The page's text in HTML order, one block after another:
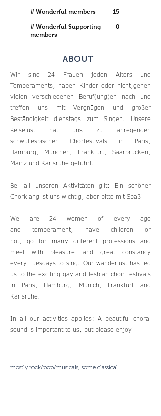
# Wonderful members 15
# Wonderful Supporting
members
0
ABOUT
Wir sind 24 Frauen jeden Alters und
Temperaments, haben Kinder oder nicht,gehen
vielen verschiedenen Beruf(ung)en nach und
treffen uns mit Vergnügen und großer
Beständigkeit dienstags zum Singen. Unsere
Reiselust hat uns zu anregenden
schwullesbischen Chorfestivals in Paris,
Hamburg, München, Frankfurt, Saarbrücken,
Mainz und Karlsruhe geführt.
Bei all unseren Aktivitäten gilt: Ein schöner
Chorklang ist uns wichtig, aber bitte mit Spaß!
We are 24 women of every age
and temperament, have children or
not, go for many different professions and
meet with pleasure and great constancy
every Tuesdays to sing. Our wanderlust has led
us to the exciting gay and lesbian choir festivals
in Paris, Hamburg, Munich, Frankfurt and
Karlsruhe.
In all our activities applies: A beautiful choral
sound is important to us, but please enjoy!
mostly rock/pop/musicals, some classical